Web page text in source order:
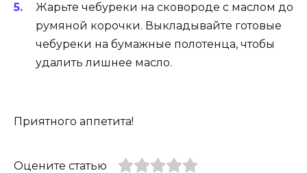
Жарьте чебуреки на сковороде с маслом до
румяной корочки. Выкладывайте готовые
чебуреки на бумажные полотенца, чтобы
удалить лишнее масло.
Приятного аппетита!
Оцените статью